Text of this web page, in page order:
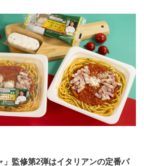
」監修第2弾はイタリアンの定番パ